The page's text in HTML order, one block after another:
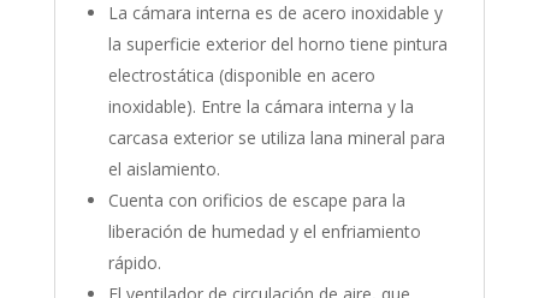
La cámara interna es de acero inoxidable y
la superficie exterior del horno tiene pintura
electrostática (disponible en acero
inoxidable). Entre la cámara interna y la
carcasa exterior se utiliza lana mineral para
el aislamiento.
Cuenta con orificios de escape para la
liberación de humedad y el enfriamiento
rápido.